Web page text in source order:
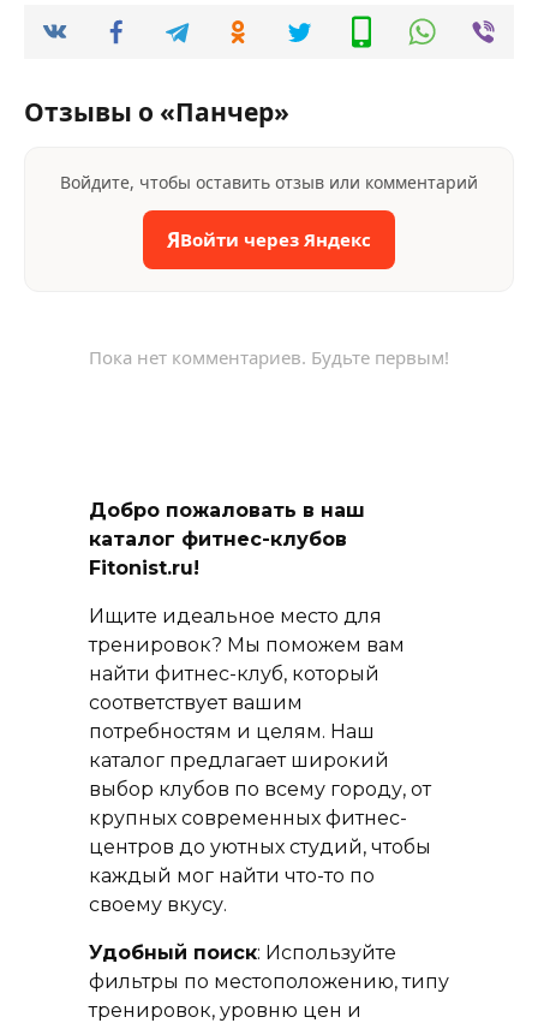
Отзывы о «Панчер»
Войдите, чтобы оставить отзыв или комментарий
ЯВойти через Яндекс
Пока нет комментариев. Будьте первым!
Добро пожаловать в наш
каталог фитнес-клубов
Fitonist.ru!
Ищите идеальное место для
тренировок? Мы поможем вам
найти фитнес-клуб, который
соответствует вашим
потребностям и целям. Наш
каталог предлагает широкий
выбор клубов по всему городу, от
крупных современных фитнес-
центров до уютных студий, чтобы
каждый мог найти что-то по
своему вкусу.
Удобный поиск: Используйте
фильтры по местоположению, типу
тренировок, уровню цен и